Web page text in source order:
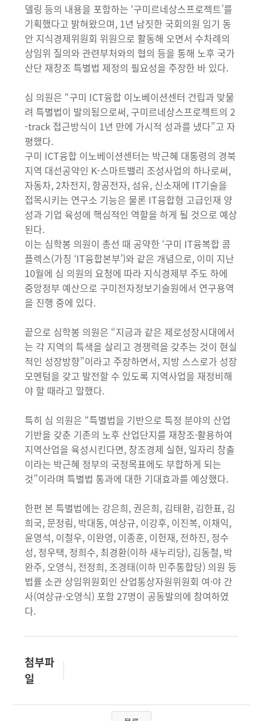
델링 등의 내용을 포함하는 ‘구미르네상스프로젝트’를
기획했다고 밝혀왔으며, 1년 남짓한 국회의원 임기 동
안 지식경제위원회 위원으로 활동해 오면서 수차례의
상임위 질의와 관련부처와의 협의 등을 통해 노후 국가
산단 재창조 특별법 제정의 필요성을 주장한 바 있다.
심 의원은 “구미 ICT융합 이노베이션센터 건립과 맞물
려 특별법이 발의됨으로써, 구미르네상스프로젝트의 2
-track 접근방식이 1년 만에 가시적 성과를 냈다”고 자
평했다.
구미 ICT융합 이노베이션센터는 박근혜 대통령의 경북
지역 대선공약인 K-스마트밸리 조성사업의 하나로써,
자동차, 2차전지, 항공전자, 섬유, 신소재에 IT기술을
접목시키는 연구소 기능은 물론 IT융합형 고급인재 양
성과 기업 육성에 핵심적인 역할을 하게 될 것으로 예상
된다.
이는 심학봉 의원이 총선 때 공약한 ‘구미 IT융복합 콤
플렉스(가칭 ‘IT융합본부’)와 같은 개념으로, 이미 지난
10월에 심 의원의 요청에 따라 지식경제부 주도 하에
중앙정부 예산으로 구미전자정보기술원에서 연구용역
을 진행 중에 있다.
끝으로 심학봉 의원은 “지금과 같은 제로성장시대에서
는 각 지역의 특색을 살리고 경쟁력을 갖추는 것이 현실
적인 성장방향”이라고 주장하면서, 지방 스스로가 성장
모멘텀을 갖고 발전할 수 있도록 지역사업을 재정비해
야 할 때라고 말했다.
특히 심 의원은 “특별법을 기반으로 특정 분야의 산업
기반을 갖춘 기존의 노후 산업단지를 재창조·활용하여
지역산업을 육성시킨다면, 창조경제 실현, 일자리 창출
이라는 박근혜 정부의 국정목표에도 부합하게 되는
것”이라며 특별법 통과에 대한 기대효과를 예상했다.
한편 본 특별법에는 강은희, 권은희, 김태환, 김한표, 김
희국, 문정림, 박대동, 여상규, 이강후, 이진복, 이채익,
윤영석, 이철우, 이완영, 이종훈, 이헌재, 전하진, 정수
성, 정우택, 정희수, 최경환(이하 새누리당), 김동철, 박
완주, 오영식, 전정희, 조경태(이하 민주통합당) 의원 등
법률 소관 상임위원회인 산업통상자원위원회 여·야 간
사(여상규·오영식) 포함 27명이 공동발의에 참여하였
다.
첨부파
일